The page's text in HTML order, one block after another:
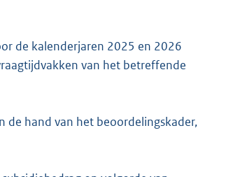
de kalenderjaren 2025 en 2026
van het betreffende
de hand van het beoordelingskader,